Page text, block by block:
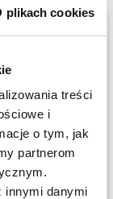
plikach cookies
treści
i
o tym, jak
partnerom
innymi danymi